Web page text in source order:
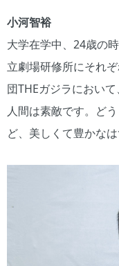
小河智裕
大学在学中、24歳の
立劇場研修所にそれ
団THEガジラにおいて
人間は素敵です。ど
ど、美しくて豊かな